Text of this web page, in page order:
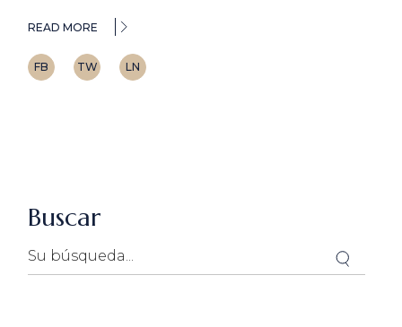
READ MORE
FB TW LN
Buscar
Search